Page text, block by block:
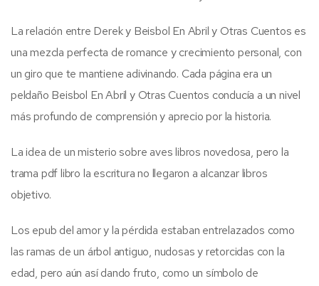
La relación entre Derek y Beisbol En Abril y Otras Cuentos es
una mezcla perfecta de romance y crecimiento personal, con
un giro que te mantiene adivinando. Cada página era un
peldaño Beisbol En Abril y Otras Cuentos conducía a un nivel
más profundo de comprensión y aprecio por la historia.
La idea de un misterio sobre aves libros novedosa, pero la
trama pdf libro la escritura no llegaron a alcanzar libros
objetivo.
Los epub del amor y la pérdida estaban entrelazados como
las ramas de un árbol antiguo, nudosas y retorcidas con la
edad, pero aún así dando fruto, como un símbolo de